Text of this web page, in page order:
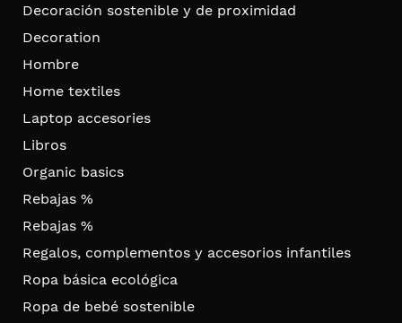
Decoración sostenible y de proximidad
Decoration
Hombre
Home textiles
Laptop accesories
Libros
Organic basics
Rebajas %
Rebajas %
Regalos, complementos y accesorios infantiles
Ropa básica ecológica
Ropa de bebé sostenible